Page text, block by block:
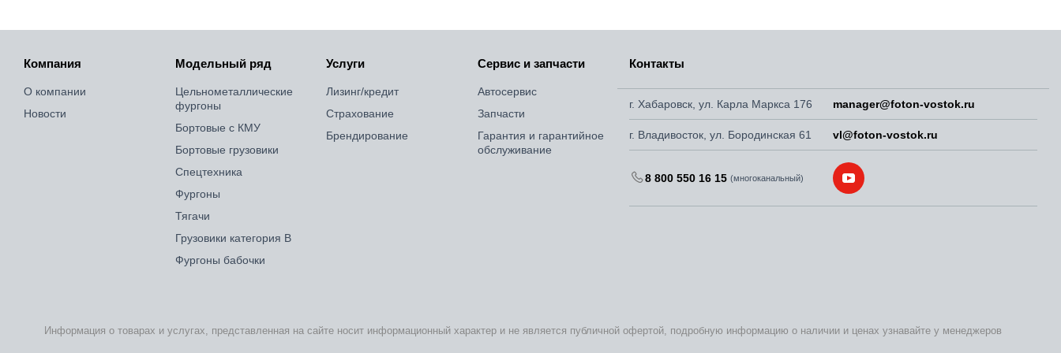
Компания
О компании
Новости
Модельный ряд
Цельнометаллические
фургоны
Бортовые с КМУ
Бортовые грузовики
Спецтехника
Фургоны
Тягачи
Грузовики категория B
Фургоны бабочки
Услуги
Лизинг/кредит
Страхование
Брендирование
Сервис и запчасти
Автосервис
Запчасти
Гарантия и гарантийное
обслуживание
Контакты
г. Хабаровск, ул. Карла Маркса 176 manager@foton-vostok.ru
г. Владивосток, ул. Бородинская 61 vl@foton-vostok.ru
8 800 550 16 15 (многоканальный)
Информация о товарах и услугах, представленная на сайте носит информационный характер и не является публичной офертой, подробную информацию о наличии и ценах узнавайте у менеджеров